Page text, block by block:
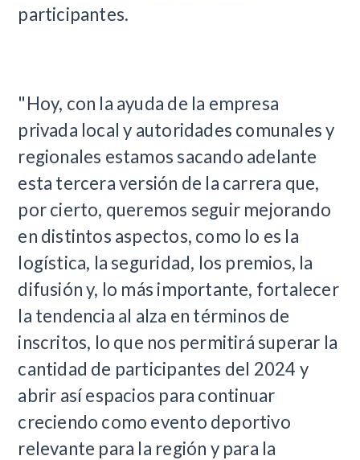
participantes.
"Hoy, con la ayuda de la empresa
privada local y autoridades comunales y
regionales estamos sacando adelante
esta tercera versión de la carrera que,
por cierto, queremos seguir mejorando
en distintos aspectos, como lo es la
logística, la seguridad, los premios, la
difusión y, lo más importante, fortalecer
la tendencia al alza en términos de
inscritos, lo que nos permitirá superar la
cantidad de participantes del 2024 y
abrir así espacios para continuar
creciendo como evento deportivo
relevante para la región y para la